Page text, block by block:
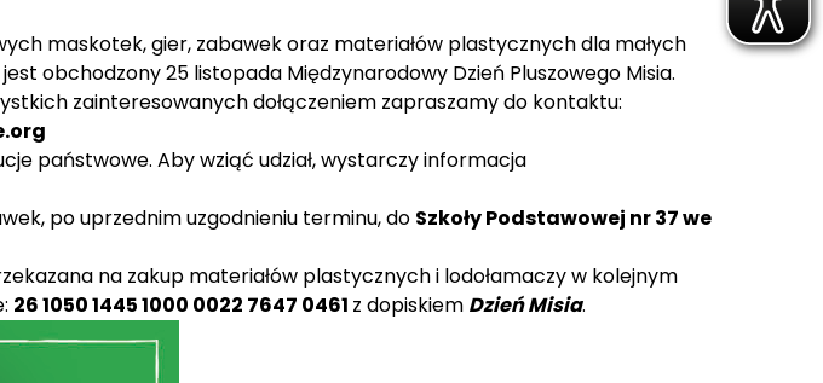
maskotek, gier, zabawek oraz materiałów plastycznych dla małych
obchodzony 25 listopada Międzynarodowy Dzień Pluszowego Misia.
zainteresowanych dołączeniem zapraszamy do kontaktu:
państwowe. Aby wziąć udział, wystarczy informacja
po uprzednim uzgodnieniu terminu, do Szkoły Podstawowej nr 37 we
na zakup materiałów plastycznych i lodołamaczy w kolejnym
26 1050 1445 1000 0022 7647 0461 z dopiskiem Dzień Misia.